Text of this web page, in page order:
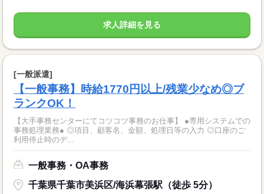
求人詳細を見る
[一般派遣]
【一般事務】時給1770円以上/残業少なめ◎ブ
ランクOK！
【大手事務センターにてコツコツ事務のお仕事】 ●専用システムでの
事務処理業務● ◎項目、顧客名、金額、処理日等の入力 ◎口座のご
利用停止時のデ...
一般事務・OA事務
千葉県千葉市美浜区/海浜幕張駅（徒歩 5分）